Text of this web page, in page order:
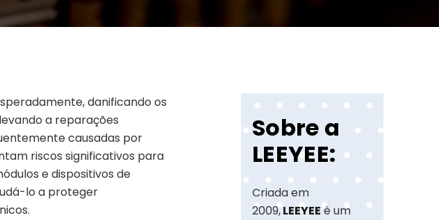
danificando os
a reparações
causadas por
riscos significativos para
e dispositivos de
lo a proteger
Sobre a
LEEYEE:
Criada em
2009,LEEYEEé um